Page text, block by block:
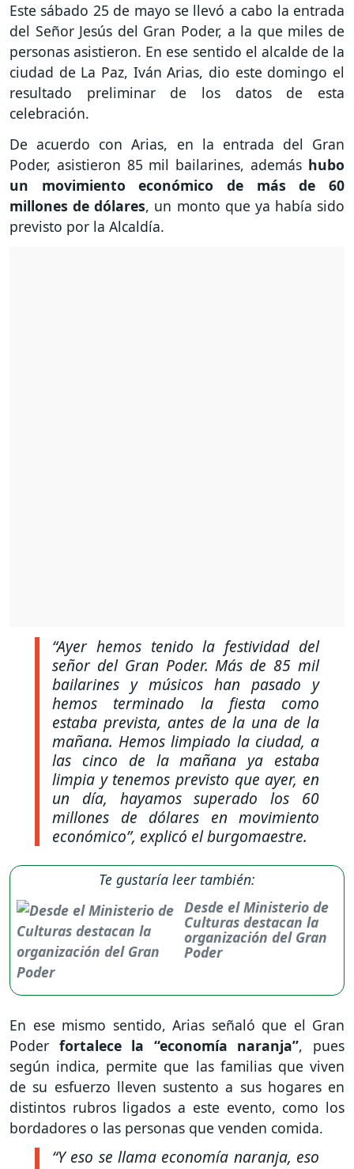
Este sábado 25 de mayo se llevó a cabo la entrada
del Señor Jesús del Gran Poder, a la que miles de
personas asistieron. En ese sentido el alcalde de la
ciudad de La Paz, Iván Arias, dio este domingo el
resultado preliminar de los datos de esta
celebración.
De acuerdo con Arias, en la entrada del Gran
Poder, asistieron 85 mil bailarines, además hubo
un movimiento económico de más de 60
millones de dólares, un monto que ya había sido
previsto por la Alcaldía.
“Ayer hemos tenido la festividad del
señor del Gran Poder. Más de 85 mil
bailarines y músicos han pasado y
hemos terminado la fiesta como
estaba prevista, antes de la una de la
mañana. Hemos limpiado la ciudad, a
las cinco de la mañana ya estaba
limpia y tenemos previsto que ayer, en
un día, hayamos superado los 60
millones de dólares en movimiento
económico”, explicó el burgomaestre.
Te gustaría leer también:
Desde el Ministerio de
Culturas destacan la
organización del Gran
Poder
En ese mismo sentido, Arias señaló que el Gran
Poder fortalece la “economía naranja”, pues
según indica, permite que las familias que viven
de su esfuerzo lleven sustento a sus hogares en
distintos rubros ligados a este evento, como los
bordadores o las personas que venden comida.
“Y eso se llama economía naranja, eso